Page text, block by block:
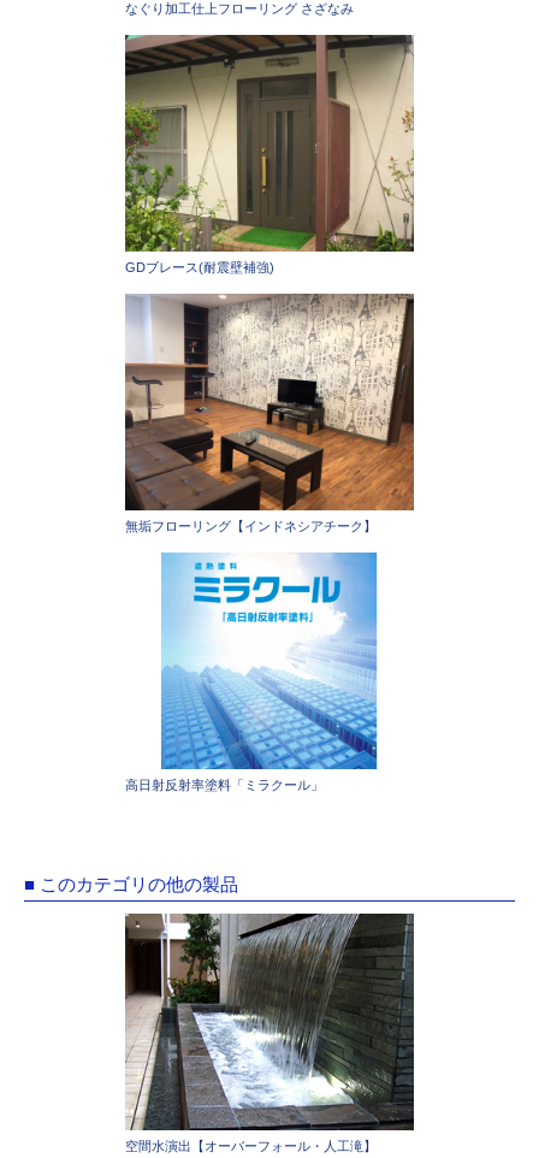
なぐり加工仕上フローリング さざなみ
GDブレース(耐震壁補強)
無垢フローリング【インドネシアチーク】
高日射反射率塗料「ミラクール」
■ このカテゴリの他の製品
空間水演出【オーバーフォール・人工滝】